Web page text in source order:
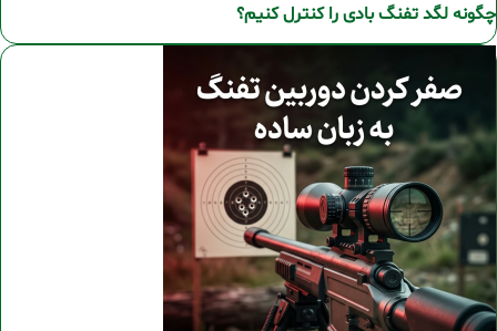
چگونه لگد تفنگ بادی را کنترل کنیم؟